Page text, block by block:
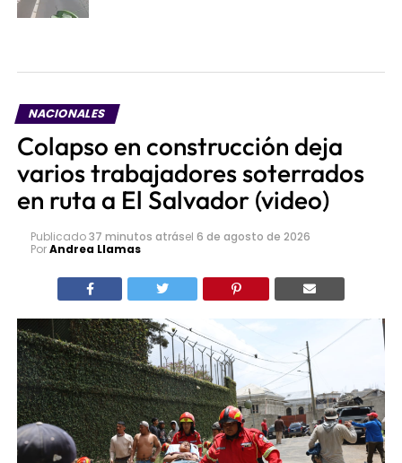
NACIONALES
Colapso en construcción deja
varios trabajadores soterrados
en ruta a El Salvador (video)
Publicado37 minutos atrásel 6 de agosto de 2026
PorAndrea Llamas